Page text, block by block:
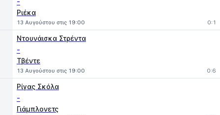
Ριέκα
13 Αυγούστου στις 19:00 0:1
Ντουνάισκα Στρέντα
-
Τβέντε
13 Αυγούστου στις 19:00 0:6
Ρίγας Σκόλα
-
Γιάμπλονετς